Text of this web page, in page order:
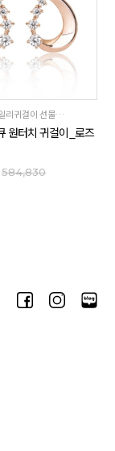
골드 14k 18k 데일리귀걸이 선물추천
원터치 귀걸이_로즈
584,830